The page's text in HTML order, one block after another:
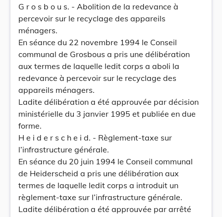
G r o s b o u s. - Abolition de la redevance à
percevoir sur le recyclage des appareils
ménagers.
En séance du 22 novembre 1994 le Conseil
communal de Grosbous a pris une délibération
aux termes de laquelle ledit corps a aboli la
redevance à percevoir sur le recyclage des
appareils ménagers.
Ladite délibération a été approuvée par décision
ministérielle du 3 janvier 1995 et publiée en due
forme.
H e i d e r s c h e i d. - Règlement-taxe sur
l’infrastructure générale.
En séance du 20 juin 1994 le Conseil communal
de Heiderscheid a pris une délibération aux
termes de laquelle ledit corps a introduit un
règlement-taxe sur l’infrastructure générale.
Ladite délibération a été approuvée par arrêté